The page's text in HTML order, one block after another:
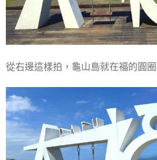
從右邊這樣拍，龜山島就在福的圓